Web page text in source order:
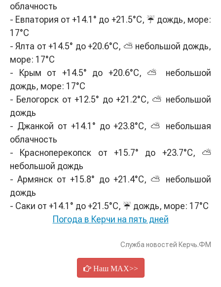
облачность
- Евпатория от +14.1° до +21.5°С, ☔ дождь, море:
17°C
- Ялта от +14.5° до +20.6°С, ⛅ небольшой дождь,
море: 17°C
- Крым от +14.5° до +20.6°С, ⛅ небольшой
дождь, море: 17°C
- Белогорск от +12.5° до +21.2°С, ⛅ небольшой
дождь
- Джанкой от +14.1° до +23.8°С, ⛅ небольшая
облачность
- Красноперекопск от +15.7° до +23.7°С, ⛅
небольшой дождь
- Армянск от +15.8° до +21.4°С, ⛅ небольшой
дождь
- Саки от +14.1° до +21.5°С, ☔ дождь, море: 17°C
Погода в Керчи на пять дней
Служба новостей Керчь.ФМ
Наш MAX>>